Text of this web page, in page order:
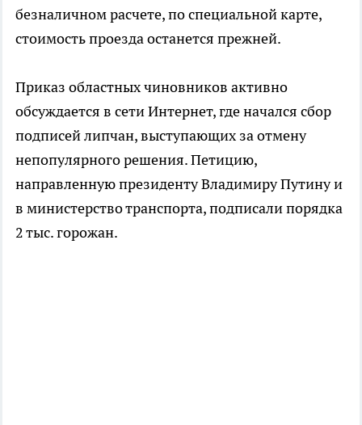
безналичном расчете, по специальной карте,
стоимость проезда останется прежней.
Приказ областных чиновников активно
обсуждается в сети Интернет, где начался сбор
подписей липчан, выступающих за отмену
непопулярного решения. Петицию,
направленную президенту Владимиру Путину и
в министерство транспорта, подписали порядка
2 тыс. горожан.